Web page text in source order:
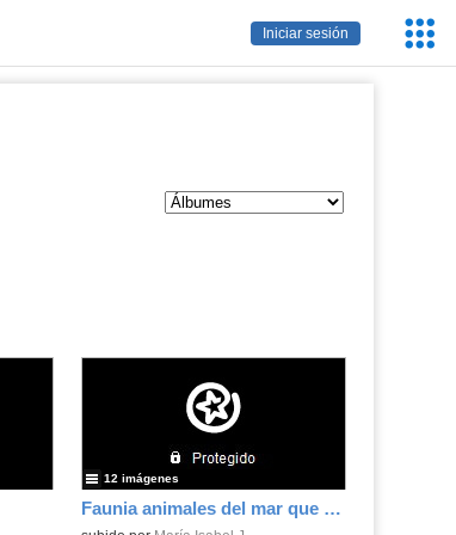
Iniciar sesión
Faunia animales del mar que pueden verse.
12 imágenes